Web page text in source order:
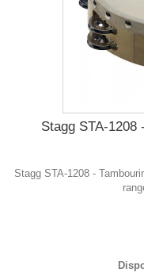
Stagg STA-1208
Stagg STA-1208 -